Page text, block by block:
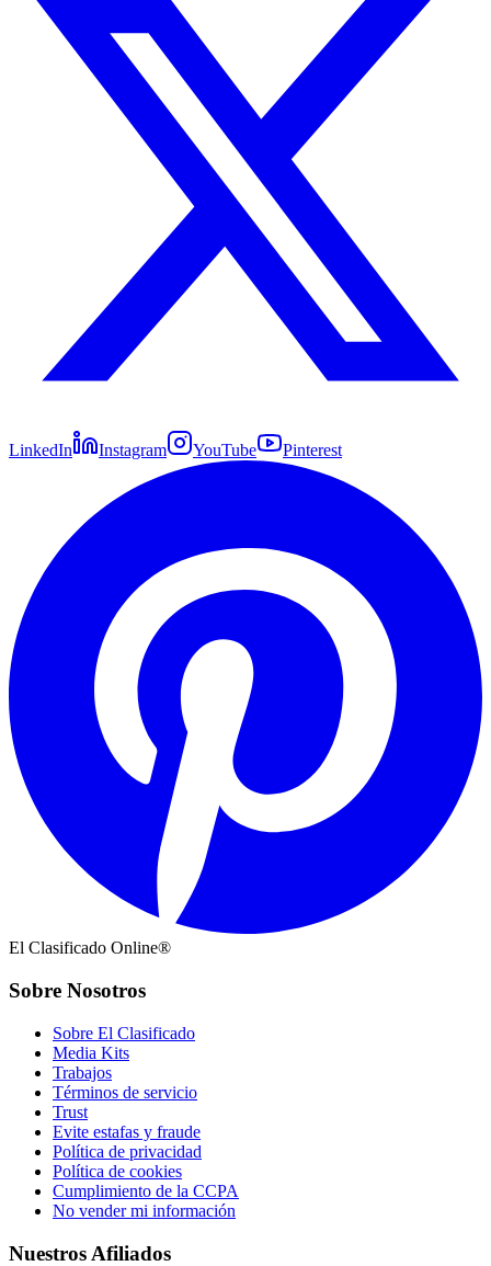
LinkedIn Instagram YouTube Pinterest
El Clasificado Online®
Sobre Nosotros
Sobre El Clasificado
Media Kits
Trabajos
Términos de servicio
Trust
Evite estafas y fraude
Política de privacidad
Política de cookies
Cumplimiento de la CCPA
No vender mi información
Nuestros Afiliados